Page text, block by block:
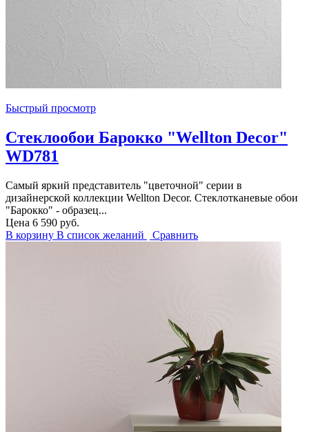
Быстрый просмотр
Стеклообои Барокко "Wellton Decor"
WD781
Самый яркий представитель "цветочной" серии в
дизайнерской коллекции Wellton Decor. Стеклотканевые обои
"Барокко" - образец...
Цена 6 590 руб.
В корзину В список желаний Сравнить